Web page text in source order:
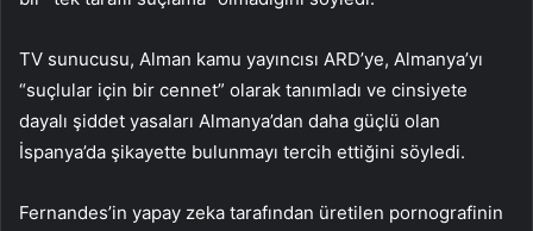
TV sunucusu, Alman kamu yayıncısı ARD’ye, Almanya’yı
“suçlular için bir cennet” olarak tanımladı ve cinsiyete
dayalı şiddet yasaları Almanya’dan daha güçlü olan
İspanya’da şikayette bulunmayı tercih ettiğini söyledi.
Fernandes’in yapay zeka tarafından üretilen pornografinin